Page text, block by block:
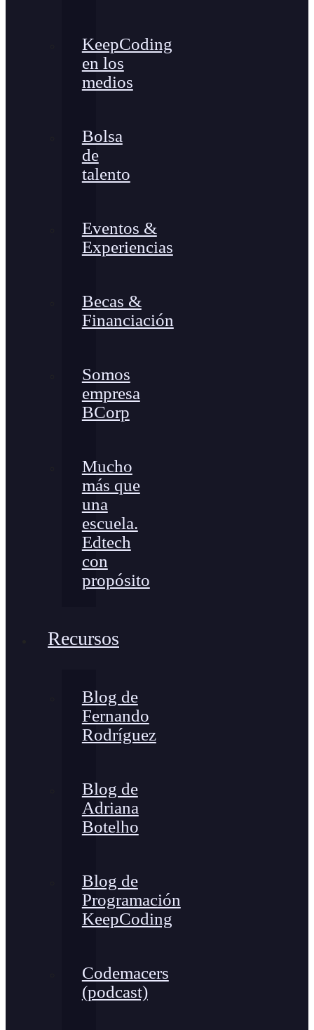
KeepCoding
en los
medios
Bolsa
de
talento
Eventos &
Experiencias
Becas &
Financiación
Somos
empresa
BCorp
Mucho
más que
una
escuela.
Edtech
con
propósito
Recursos
Blog de
Fernando
Rodríguez
Blog de
Adriana
Botelho
Blog de
Programación
KeepCoding
Codemacers
(podcast)